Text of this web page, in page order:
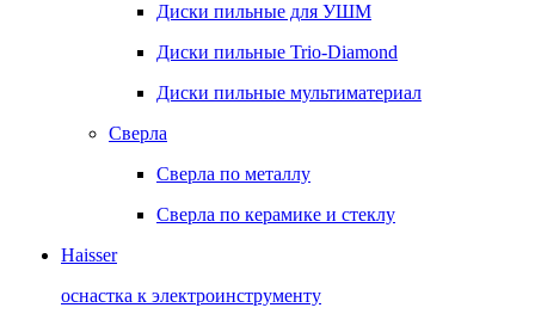
Диски пильные для УШМ
Диски пильные Trio-Diamond
Диски пильные мультиматериал
Сверла
Сверла по металлу
Сверла по керамике и стеклу
Haisser
оснастка к электроинструменту